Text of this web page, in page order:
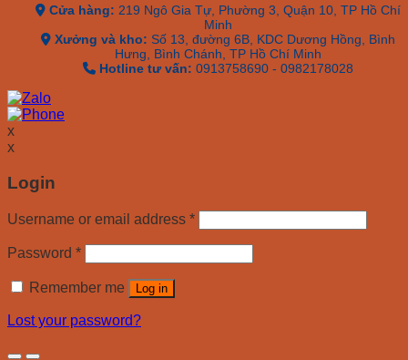
Cửa hàng: 219 Ngô Gia Tự, Phường 3, Quận 10, TP Hồ Chí
Minh
Xưởng và kho: Số 13, đường 6B, KDC Dương Hồng, Bình
Hưng, Bình Chánh, TP Hồ Chí Minh
Hotline tư vấn: 0913758690 - 0982178028
x
x
Login
Username or email address *
Password *
Remember me Log in
Lost your password?